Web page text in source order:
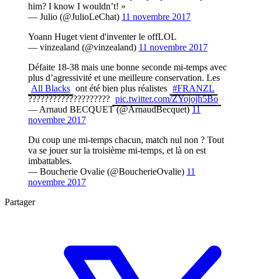
him? I know I wouldn’t! »
— Julio (@JulioLeChat) 11 novembre 2017
Yoann Huget vient d'inventer le offLOL
— vinzealand (@vinzealand) 11 novembre 2017
Défaite 18-38 mais une bonne seconde mi-temps avec
plus d’agressivité et une meilleure conservation. Les
All Blacks ont été bien plus réalistes #FRANZL
???????????????????? pic.twitter.com/ZYojojh5Bo
— Arnaud BECQUET (@ArnaudBecquet)11
novembre 2017
Du coup une mi-temps chacun, match nul non ? Tout
va se jouer sur la troisième mi-temps, et là on est
imbattables.
— Boucherie Ovalie (@BoucherieOvalie) 11
novembre 2017
Partager